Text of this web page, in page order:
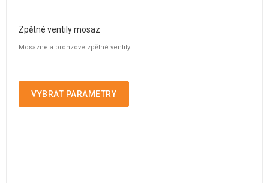
Zpětné ventily mosaz
Mosazné a bronzové zpětné ventily
VYBRAT PARAMETRY